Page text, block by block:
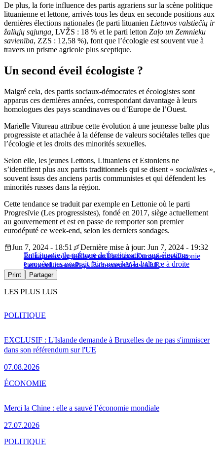
De plus, la forte influence des partis agrariens sur la scène politique
lituanienne et lettone, arrivés tous les deux en seconde positions aux
dernières élections nationales (le parti lituanien Lietuvos valstiečių ir
žaliųjų sąjunga, LVŽS : 18 % et le parti letton Zaļo un Zemnieku
savienība, ZZS : 12,58 %), font que l’écologie est souvent vue à
travers un prisme agricole plus sceptique.
Un second éveil écologiste ?
Malgré cela, des partis sociaux-démocrates et écologistes sont
apparus ces dernières années, correspondant davantage à leurs
homologues des pays scandinaves ou d’Europe de l’Ouest.
Marielle Vitureau attribue cette évolution à une jeunesse balte plus
progressiste et attachée à la défense de valeurs sociétales telles que
l’écologie et les droits des minorités sexuelles.
Selon elle, les jeunes Lettons, Lituaniens et Estoniens ne
s’identifient plus aux partis traditionnels qui se disent « socialistes »,
souvent issus des anciens partis communistes et qui défendent les
minorités russes dans la région.
Cette tendance se traduit par exemple en Lettonie où le parti
Progresīvie (Les progressistes), fondé en 2017, siège actuellement
au gouvernement et est en passe de remporter son premier
eurodéputé ce week-end, selon les derniers sondages.
En Lituanie, le manque de participation aux élections
européennes pourrait faire pencher la balance à droite
Jun 7, 2024 - 18:51
Dernière mise à jour: Jun 7, 2024 - 19:32
PolitiqueécologieÉlectionsÉlections EuropéennesEstonie
LettonieLituaniePays BaltesvertsVerts/ALE
Print Partager
LES PLUS LUS
EXCLUSIF : L'Islande demande à Bruxelles de ne pas s'immiscer
dans son référendum sur l'UE
07.08.2026
POLITIQUE
Merci la Chine : elle a sauvé l’économie mondiale
27.07.2026
ÉCONOMIE
POLITIQUE